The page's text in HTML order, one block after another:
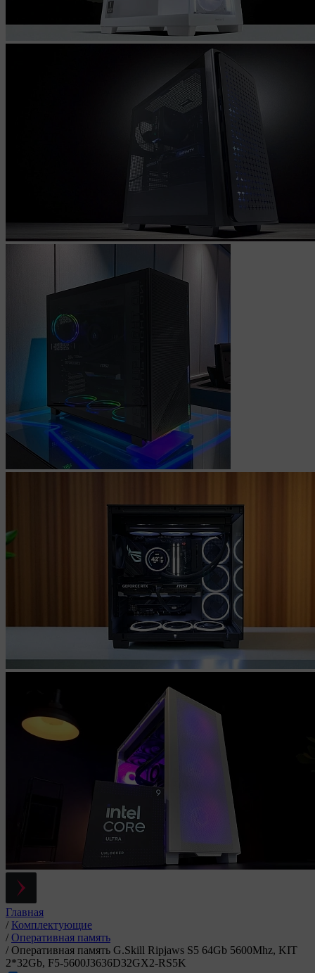
Главная
/ Комплектующие
/ Оперативная память
/ Оперативная память G.Skill Ripjaws S5 64Gb 5600Mhz, KIT
2*32Gb, F5-5600J3636D32GX2-RS5K